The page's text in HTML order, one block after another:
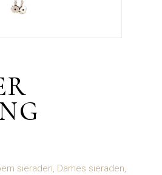
sieraden, Dames sieraden,